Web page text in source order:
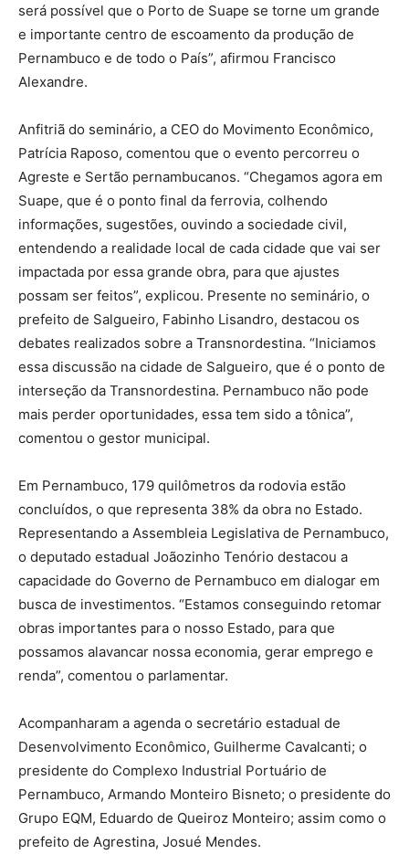
será possível que o Porto de Suape se torne um grande
e importante centro de escoamento da produção de
Pernambuco e de todo o País”, afirmou Francisco
Alexandre.
Anfitriã do seminário, a CEO do Movimento Econômico,
Patrícia Raposo, comentou que o evento percorreu o
Agreste e Sertão pernambucanos. “Chegamos agora em
Suape, que é o ponto final da ferrovia, colhendo
informações, sugestões, ouvindo a sociedade civil,
entendendo a realidade local de cada cidade que vai ser
impactada por essa grande obra, para que ajustes
possam ser feitos”, explicou. Presente no seminário, o
prefeito de Salgueiro, Fabinho Lisandro, destacou os
debates realizados sobre a Transnordestina. “Iniciamos
essa discussão na cidade de Salgueiro, que é o ponto de
interseção da Transnordestina. Pernambuco não pode
mais perder oportunidades, essa tem sido a tônica”,
comentou o gestor municipal.
Em Pernambuco, 179 quilômetros da rodovia estão
concluídos, o que representa 38% da obra no Estado.
Representando a Assembleia Legislativa de Pernambuco,
o deputado estadual Joãozinho Tenório destacou a
capacidade do Governo de Pernambuco em dialogar em
busca de investimentos. “Estamos conseguindo retomar
obras importantes para o nosso Estado, para que
possamos alavancar nossa economia, gerar emprego e
renda”, comentou o parlamentar.
Acompanharam a agenda o secretário estadual de
Desenvolvimento Econômico, Guilherme Cavalcanti; o
presidente do Complexo Industrial Portuário de
Pernambuco, Armando Monteiro Bisneto; o presidente do
Grupo EQM, Eduardo de Queiroz Monteiro; assim como o
prefeito de Agrestina, Josué Mendes.